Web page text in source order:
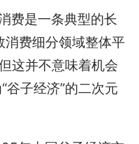
费是一条典型的长
费细分领域整体平
这并不意味着机会
谷子经济”的二次元